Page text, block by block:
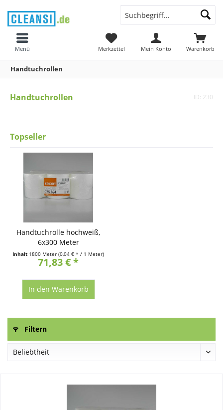
Warenkorb
Merkzettel Mein Konto
Menü
Handtuchrollen
Handtuchrollen ID: 230
Topseller
Handtuchrolle hochweiß,
6x300 Meter
Inhalt 1800 Meter (0,04 € * / 1 Meter)
71,83 € *
In den Warenkorb
Filtern